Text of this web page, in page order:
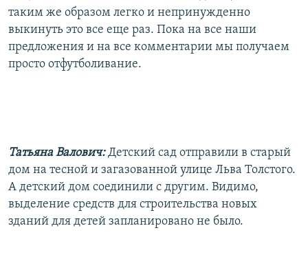
таким же образом легко и непринужденно
выкинуть это все еще раз. Пока на все наши
предложения и на все комментарии мы получаем
просто отфутболивание.
Татьяна Валович: Детский сад отправили в старый
дом на тесной и загазованной улице Льва Толстого.
А детский дом соединили с другим. Видимо,
выделение средств для строительства новых
зданий для детей запланировано не было.